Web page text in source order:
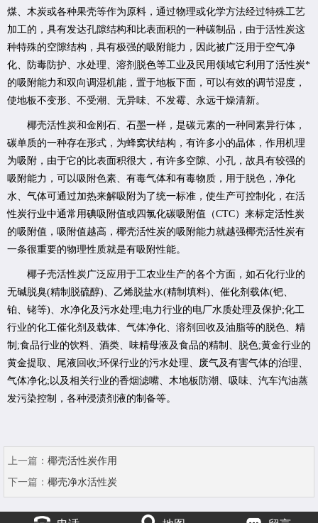
煤、木炭或各种果壳等作为原料，通过物理或化学方法经过特殊工艺
加工的，具有发达孔隙结构和比表面积的一种碳制品，由于活性炭这
种特殊的空隙结构，具有极强的吸附能力，因此被广泛用于空气净
化、防毒防护、水处理、溶剂脱色等工业及民用领域它利用了活性炭*
的吸附能力和双向调湿机能，置于地板下面，可以有效的调节湿度，
使地板不变形、不受潮、无异味、不发霉、永远干燥清新。
椰壳活性炭和金刚石、石墨一样，是碳元素的一种同素异行体，
碳单质的一种存在形式，为蜂窝状结构，有许多小的晶体，作用机理
为吸附，由于它的比表面积很大，有许多空隙、小孔，故具有较强的
吸附能力，可以吸附色素、有毒气体和有毒物质，用于脱色，净化
水、气体可通过加热来解吸附为了统一标准，使生产可控制化，在活
性炭行业中通常用碘吸附值或四氯化碳吸附值（CTC）来标定活性炭
的吸附值，吸附值越高，椰壳活性炭的吸附能力就越强椰壳活性炭有
一条很重要的物理性质就是有吸附性能。
椰子壳活性炭广泛应用于工农业生产的各个方面，如石化行业的
无碱脱臭(精制脱硫醇)、乙烯脱盐水(精制填料)、催化剂载体(钯、
铂、铑等)、水净化及污水处理;电力行业的电厂水质处理及保护;化工
行业的化工催化剂及载体、气体净化、溶剂回收及油脂等的脱色、精
制;食品行业的饮料、酒类、味精母液及食品的精制、脱色;黄金行业的
黄金提取、尾液回收;环保行业的污水处理、废气及有害气体的治理、
气体净化;以及相关行业的香烟滤嘴、木地板防潮、吸味、汽车汽油蒸
发污染控制，各种浸渍剂液的制备等。
上一篇： 椰壳活性炭作用
下一篇： 椰壳净水活性炭